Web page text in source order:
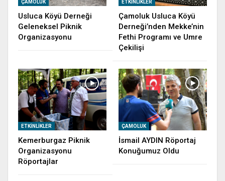
ÇAMOLUK
Usluca Köyü Derneği
Geleneksel Piknik
Organizasyonu
ETKINLIKLER
Çamoluk Usluca Köyü
Derneği’nden Mekke’nin
Fethi Programı ve Umre
Çekilişi
ETKINLIKLER
Kemerburgaz Piknik
Organizasyonu
Röportajlar
ÇAMOLUK
İsmail AYDIN Röportaj
Konuğumuz Oldu